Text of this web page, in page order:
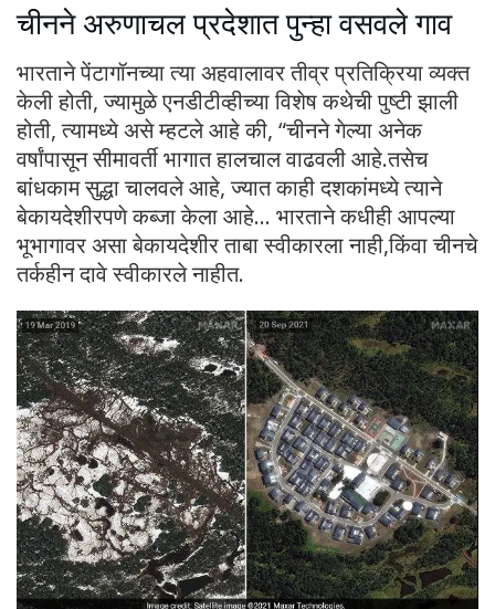
चीनने अरुणाचल प्रदेशात पुन्हा वसवले गाव
भारताने पेंटागॉनच्या त्या अहवालावर तीव्र प्रतिक्रिया व्यक्त
केली होती, ज्यामुळे एनडीटीव्हीच्या विशेष कथेची पुष्टी झाली
होती, त्यामध्ये असे म्हटले आहे की, “चीनने गेल्या अनेक
वर्षांपासून सीमावर्ती भागात हालचाल वाढवली आहे.तसेच
बांधकाम सुद्धा चालवले आहे, ज्यात काही दशकांमध्ये त्याने
बेकायदेशीरपणे कब्जा केला आहे… भारताने कधीही आपल्या
भूभागावर असा बेकायदेशीर ताबा स्वीकारला नाही,किंवा चीनचे
तर्कहीन दावे स्वीकारले नाहीत.